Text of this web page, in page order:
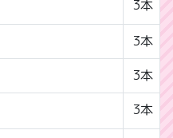
3本
3本
3本
3本